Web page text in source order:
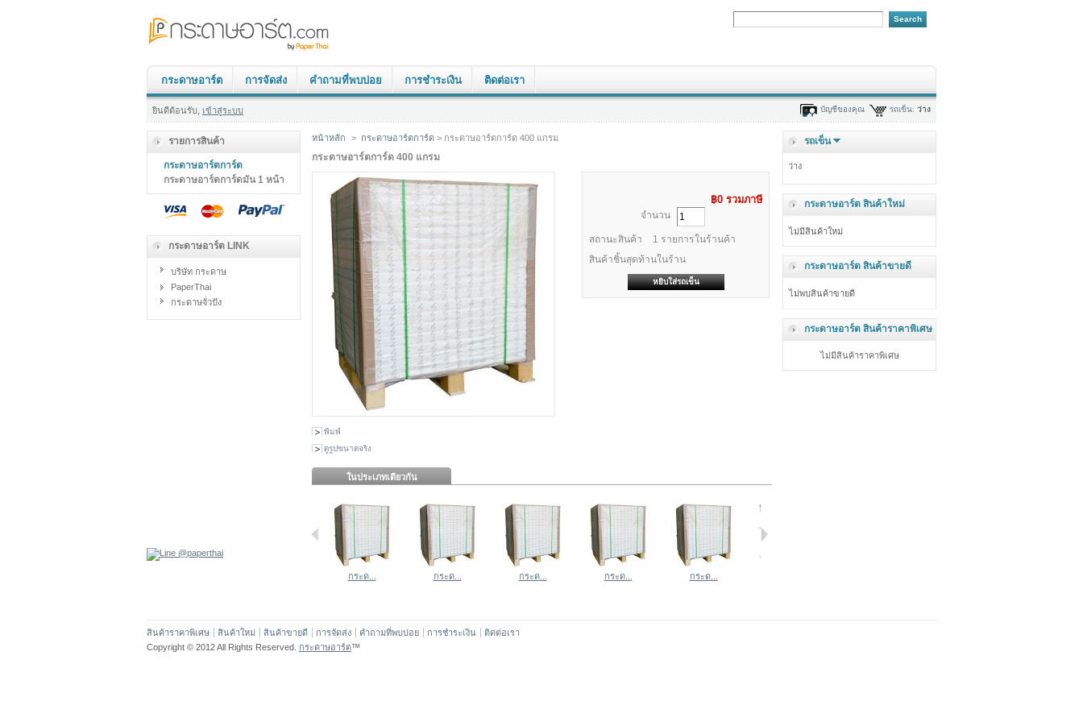
กระดาษอาร์ต การจัดส่ง คำถามที่พบบ่อย การชำระเงิน ติดต่อเรา
ยินดีต้อนรับ, เข้าสู่ระบบ รถเข็น: ว่าง
บัญชีของคุณ
รายการสินค้า
กระดาษอาร์ตการ์ด
กระดาษอาร์ตการ์ดมัน 1 หน้า
กระดาษอาร์ต LINK
บริษัท กระดาษ
PaperThai
กระดาษจั่วปัง
หน้าหลัก > กระดาษอาร์ตการ์ด > กระดาษอาร์ตการ์ด 400 แกรม
กระดาษอาร์ตการ์ด 400 แกรม
พิมพ์
ดูรูปขนาดจริง
฿0รวมภาษี
จำนวน
สถานะสินค้า 1 รายการในร้านค้า
สินค้าชิ้นสุดท้านในร้าน
ในประเภทเดียวกัน
กระด... กระด... กระด... กระด... กระด...
รถเข็น
ว่าง
กระดาษอาร์ต สินค้าใหม่
ไม่มีสินค้าใหม่
กระดาษอาร์ต สินค้าขายดี
ไม่พบสินค้าขายดี
กระดาษอาร์ต สินค้าราคาพิเศษ
ไม่มีสินค้าราคาพิเศษ
สินค้าราคาพิเศษ สินค้าใหม่ สินค้าขายดี การจัดส่ง คำถามที่พบบ่อย การชำระเงิน
ติดต่อเรา
Copyright © 2012 All Rights Reserved. กระดาษอาร์ต™